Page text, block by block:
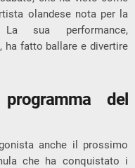
olandese nota per la
La sua performance,
ha fatto ballare e divertire
del
anche il prossimo
che ha conquistato i